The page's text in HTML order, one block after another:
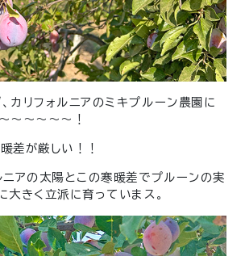
カリフォルニアのミキプルーン農園に
〜〜〜〜〜！
差が厳しい！！
ニアの太陽とこの寒暖差でプルーンの実
大きく立派に育っていまス。